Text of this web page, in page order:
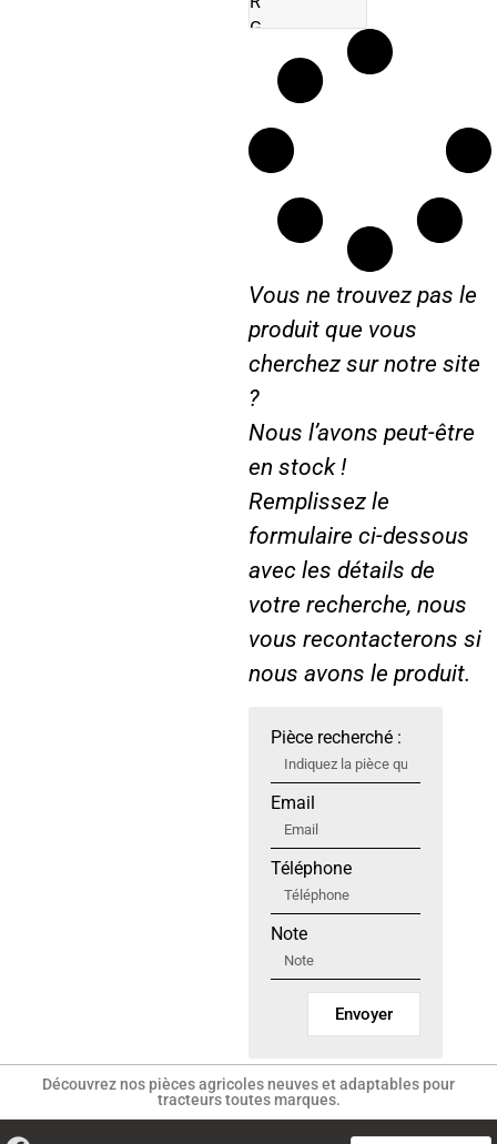
G
I
Vous ne trouvez pas le
produit que vous
cherchez sur notre site
?
Nous l’avons peut-être
en stock !
Remplissez le
formulaire ci-dessous
avec les détails de
votre recherche, nous
vous recontacterons si
nous avons le produit.
Pièce recherché :
Email
Téléphone
Note
Envoyer
Découvrez nos pièces agricoles neuves et adaptables pour
tracteurs toutes marques.